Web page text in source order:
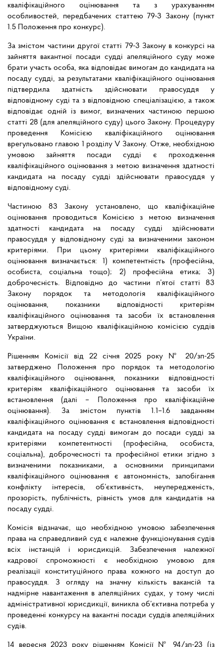
кваліфікаційного оцінювання та з урахуванням
особливостей, передбачених статтею 79-3 Закону (пункт
1.5 Положення про конкурс).
За змістом частини другої статті 79-3 Закону в конкурсі на
зайняття вакантної посади судді апеляційного суду може
брати участь особа, яка відповідає вимогам до кандидата на
посаду судді, за результатами кваліфікаційного оцінювання
підтвердила здатність здійснювати правосуддя у
відповідному суді та з відповідною спеціалізацією, а також
відповідає одній із вимог, визначених частиною першою
статті 28 (для апеляційного суду) цього Закону. Процедуру
проведення Комісією кваліфікаційного оцінювання
врегульовано главою 1 розділу V Закону. Отже, необхідною
умовою зайняття посади судді є проходження
кваліфікаційного оцінювання з метою визначення здатності
кандидата на посаду судді здійснювати правосуддя у
відповідному суді.
Частиною 83 Закону установлено, що кваліфікаційне
оцінювання проводиться Комісією з метою визначення
здатності кандидата на посаду судді здійснювати
правосуддя у відповідному суді за визначеними законом
критеріями. При цьому критеріями кваліфікаційного
оцінювання визначається: 1) компетентність (професійна,
особиста, соціальна тощо); 2) професійна етика; 3)
доброчесність. Відповідно до частини п’ятої статті 83
Закону порядок та методологія кваліфікаційного
оцінювання, показники відповідності критеріям
кваліфікаційного оцінювання та засоби їх встановлення
затверджуються Вищою кваліфікаційною комісією суддів
України.
Рішенням Комісії від 22 січня 2025 року № 20/зп-25
затверджено Положення про порядок та методологію
кваліфікаційного оцінювання, показники відповідності
критеріям кваліфікаційного оцінювання та засоби їх
встановлення (далі – Положення про кваліфікаційне
оцінювання). За змістом пунктів 1.1–1.6 завданням
кваліфікаційного оцінювання є встановлення відповідності
кандидата на посаду судді вимогам до посади судді за
критеріями компетентності (професійна, особиста,
соціальна), доброчесності та професійної етики згідно з
визначеними показниками, а основними принципами
кваліфікаційного оцінювання є автономність, запобігання
конфлікту інтересів, об’єктивність, неупередженість,
прозорість, публічність, рівність умов для кандидатів на
посаду судді.
Комісія відзначає, що необхідною умовою забезпечення
права на справедливий суд є належне функціонування судів
всіх інстанцій і юрисдикцій. Забезпечення належної
кадрової спроможності є необхідною умовою для
реалізації конституційного права кожного на доступ до
правосуддя. З огляду на значну кількість вакансій та
надмірне навантаження в апеляційних судах, у тому числі
адміністративної юрисдикції, виникла об’єктивна потреба у
проведенні конкурсу на вакантні посади суддів апеляційних
судів.
14 вересня 2023 року рішенням Комісії № 94/зп-23 (із